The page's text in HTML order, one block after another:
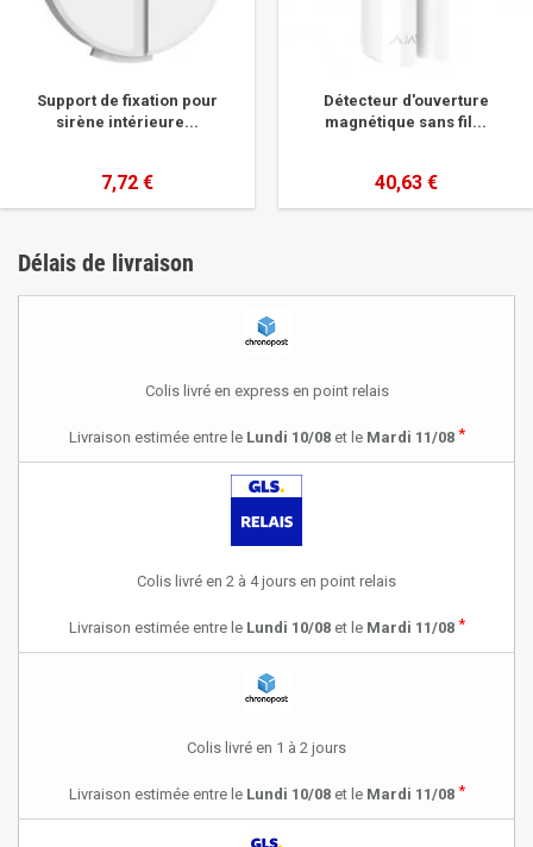
Support de fixation pour
sirène intérieure...
7,72 €
Détecteur d'ouverture
magnétique sans fil...
40,63 €
Délais de livraison
Colis livré en express en point relais
Livraison estimée entre le Lundi 10/08et le Mardi 11/08 *
Colis livré en 2 à 4 jours en point relais
Livraison estimée entre le Lundi 10/08et le Mardi 11/08 *
Colis livré en 1 à 2 jours
Livraison estimée entre le Lundi 10/08et le Mardi 11/08 *